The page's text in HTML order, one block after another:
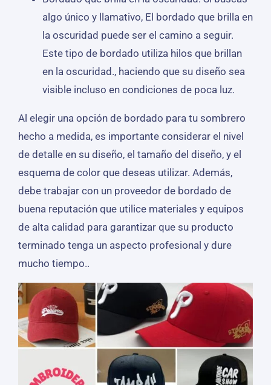
algo único y llamativo, El bordado que brilla en
la oscuridad puede ser el camino a seguir.
Este tipo de bordado utiliza hilos que brillan
en la oscuridad., haciendo que su diseño sea
visible incluso en condiciones de poca luz.
Al elegir una opción de bordado para tu sombrero
hecho a medida, es importante considerar el nivel
de detalle en su diseño, el tamaño del diseño, y el
esquema de color que deseas utilizar. Además,
debe trabajar con un proveedor de bordado de
buena reputación que utilice materiales y equipos
de alta calidad para garantizar que su producto
terminado tenga un aspecto profesional y dure
mucho tiempo..